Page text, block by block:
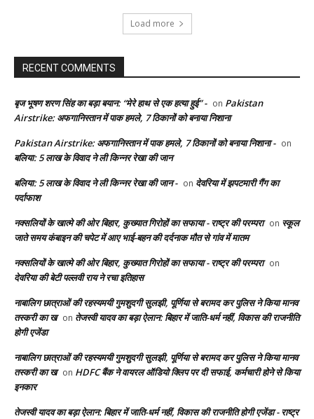
Load more
RECENT COMMENTS
बृज भूषण शरण सिंह का बड़ा बयान: “मेरे हाथ से एक हत्या हुई” - on Pakistan
Airstrike: अफगानिस्तान में पाक हमले, 7 ठिकानों को बनाया निशाना
Pakistan Airstrike: अफगानिस्तान में पाक हमले, 7 ठिकानों को बनाया निशाना - on
बलिया: 5 लाख के विवाद ने ली किन्नर रेखा की जान
बलिया: 5 लाख के विवाद ने ली किन्नर रेखा की जान - on देवरिया में झपटमारी गैंग का
पर्दाफाश
नक्सलियों के खात्मे की ओर बिहार, कुख्यात गिरोहों का सफाया - राष्ट्र की परम्परा on स्कूल
जाते समय कंबाइन की चपेट में आए भाई-बहन की दर्दनाक मौत से गांव में मातम
नक्सलियों के खात्मे की ओर बिहार, कुख्यात गिरोहों का सफाया - राष्ट्र की परम्परा on
देवरिया की बेटी पल्लवी राय ने रचा इतिहास
नाबालिग छात्राओं की रहस्यमयी गुमशुदगी सुलझी, पूर्णिया से बरामद कर पुलिस ने किया मानव
तस्करी का ख on तेजस्वी यादव का बड़ा ऐलान: बिहार में जाति-धर्म नहीं, विकास की राजनीति
होगी एजेंडा
नाबालिग छात्राओं की रहस्यमयी गुमशुदगी सुलझी, पूर्णिया से बरामद कर पुलिस ने किया मानव
तस्करी का ख on HDFC बैंक ने वायरल ऑडियो क्लिप पर दी सफाई, कर्मचारी होने से किया
इनकार
तेजस्वी यादव का बड़ा ऐलान: बिहार में जाति-धर्म नहीं, विकास की राजनीति होगी एजेंडा - राष्ट्र